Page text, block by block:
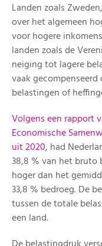
Landen zoals
over het algemeen
voor hogere
landen zoals de
neiging tot lagere
vaak
belastingen of
Volgens een rapport
Economische
uit 2020, had
38,8 % van het
hoger dan het
33,8 % bedroeg. De
tussen de totale
een land.